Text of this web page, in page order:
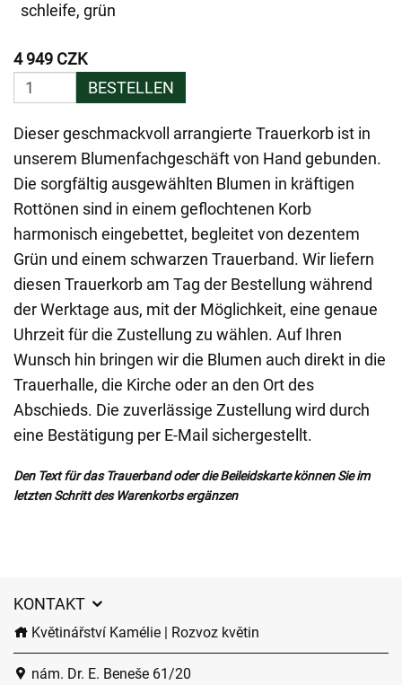
schleife, grün
4 949 CZK
BESTELLEN
Dieser geschmackvoll arrangierte Trauerkorb ist in
unserem Blumenfachgeschäft von Hand gebunden.
Die sorgfältig ausgewählten Blumen in kräftigen
Rottönen sind in einem geflochtenen Korb
harmonisch eingebettet, begleitet von dezentem
Grün und einem schwarzen Trauerband. Wir liefern
diesen Trauerkorb am Tag der Bestellung während
der Werktage aus, mit der Möglichkeit, eine genaue
Uhrzeit für die Zustellung zu wählen. Auf Ihren
Wunsch hin bringen wir die Blumen auch direkt in die
Trauerhalle, die Kirche oder an den Ort des
Abschieds. Die zuverlässige Zustellung wird durch
eine Bestätigung per E-Mail sichergestellt.
Den Text für das Trauerband oder die Beileidskarte können Sie im
letzten Schritt des Warenkorbs ergänzen
KONTAKT
Květinářství Kamélie | Rozvoz květin
nám. Dr. E. Beneše 61/20